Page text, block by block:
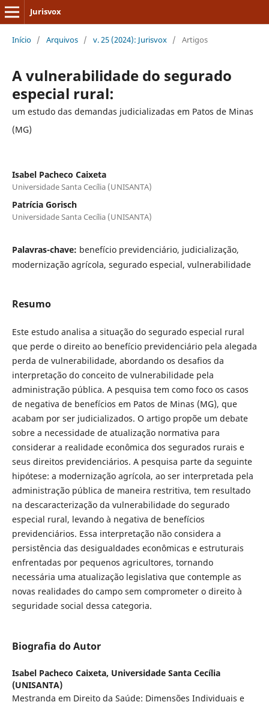
Jurisvox
Início / Arquivos / v. 25 (2024): Jurisvox / Artigos
A vulnerabilidade do segurado
especial rural:
um estudo das demandas judicializadas em Patos de Minas
(MG)
Isabel Pacheco Caixeta
Universidade Santa Cecília (UNISANTA)
Patrícia Gorisch
Universidade Santa Cecília (UNISANTA)
Palavras-chave: benefício previdenciário, judicialização,
modernização agrícola, segurado especial, vulnerabilidade
Resumo
Este estudo analisa a situação do segurado especial rural
que perde o direito ao benefício previdenciário pela alegada
perda de vulnerabilidade, abordando os desafios da
interpretação do conceito de vulnerabilidade pela
administração pública. A pesquisa tem como foco os casos
de negativa de benefícios em Patos de Minas (MG), que
acabam por ser judicializados. O artigo propõe um debate
sobre a necessidade de atualização normativa para
considerar a realidade econômica dos segurados rurais e
seus direitos previdenciários. A pesquisa parte da seguinte
hipótese: a modernização agrícola, ao ser interpretada pela
administração pública de maneira restritiva, tem resultado
na descaracterização da vulnerabilidade do segurado
especial rural, levando à negativa de benefícios
previdenciários. Essa interpretação não considera a
persistência das desigualdades econômicas e estruturais
enfrentadas por pequenos agricultores, tornando
necessária uma atualização legislativa que contemple as
novas realidades do campo sem comprometer o direito à
seguridade social dessa categoria.
Biografia do Autor
Isabel Pacheco Caixeta, Universidade Santa Cecília
(UNISANTA)
Mestranda em Direito da Saúde: Dimensões Individuais e